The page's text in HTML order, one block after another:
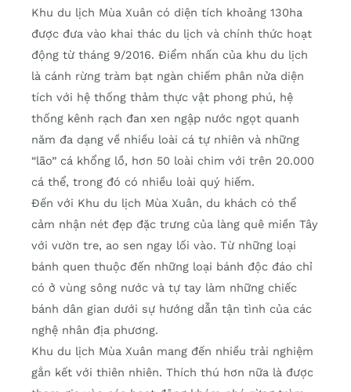
Khu du lịch Mùa Xuân có diện tích khoảng 130ha
được đưa vào khai thác du lịch và chính thức hoạt
động từ tháng 9/2016. Điểm nhấn của khu du lịch
là cánh rừng tràm bạt ngàn chiếm phân nửa diện
tích với hệ thống thảm thực vật phong phú, hệ
thống kênh rạch đan xen ngập nước ngọt quanh
năm đa dạng về nhiều loài cá tự nhiên và những
“lão” cá khổng lồ, hơn 50 loài chim với trên 20.000
cá thể, trong đó có nhiều loài quý hiếm.
Đến với Khu du lịch Mùa Xuân, du khách có thể
cảm nhận nét đẹp đặc trưng của làng quê miền Tây
với vườn tre, ao sen ngay lối vào. Từ những loại
bánh quen thuộc đến những loại bánh độc đáo chỉ
có ở vùng sông nước và tự tay làm những chiếc
bánh dân gian dưới sự hướng dẫn tận tình của các
nghệ nhân địa phương.
Khu du lịch Mùa Xuân mang đến nhiều trải nghiệm
gắn kết với thiên nhiên. Thích thú hơn nữa là được